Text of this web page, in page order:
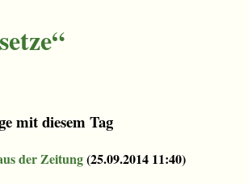
mit diesem Tag
der Zeitung(25.09.2014 11:40)